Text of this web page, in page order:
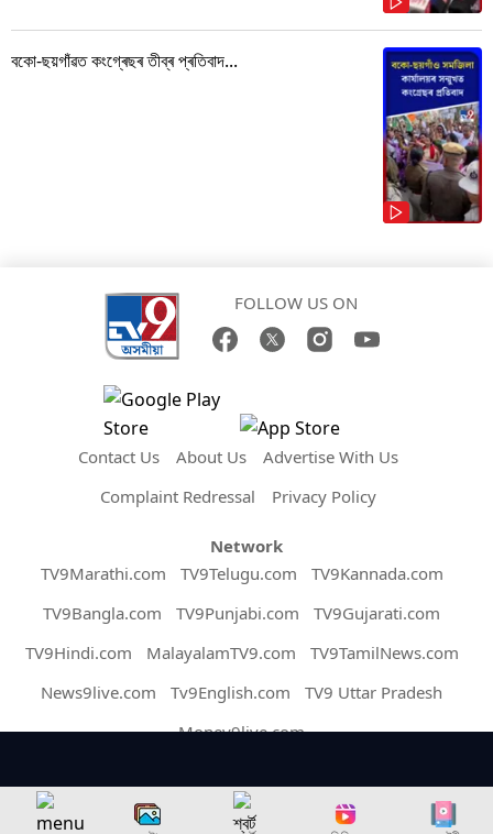
বকো-ছয়গাঁৱত কংগ্ৰেছৰ তীব্ৰ প্ৰতিবাদ...
FOLLOW US ON
Contact Us About Us
Advertise With Us
Complaint Redressal
Privacy Policy
Network
TV9Marathi.com
TV9Telugu.com
TV9Kannada.com
TV9Bangla.com
TV9Punjabi.com
TV9Gujarati.com
TV9Hindi.com
MalayalamTV9.com
TV9TamilNews.com
News9live.com
Tv9English.com
TV9 Uttar Pradesh
Money9live.com